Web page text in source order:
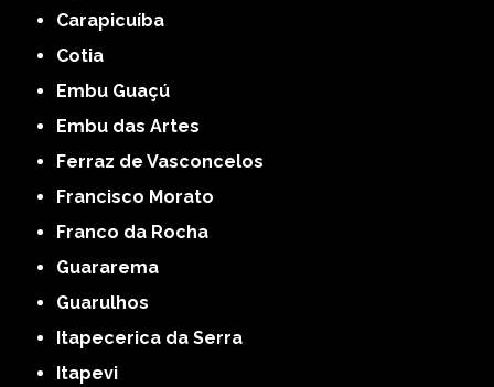
Carapicuíba
Cotia
Embu Guaçú
Embu das Artes
Ferraz de Vasconcelos
Francisco Morato
Franco da Rocha
Guararema
Guarulhos
Itapecerica da Serra
Itapevi